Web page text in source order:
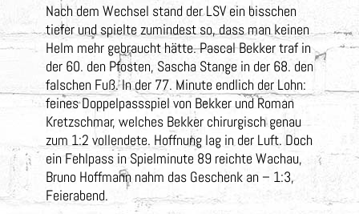
Nach dem Wechsel stand der LSV ein bisschen
tiefer und spielte zumindest so, dass man keinen
Helm mehr gebraucht hätte. Pascal Bekker traf in
der 60. den Pfosten, Sascha Stange in der 68. den
falschen Fuß. In der 77. Minute endlich der Lohn:
feines Doppelpassspiel von Bekker und Roman
Kretzschmar, welches Bekker chirurgisch genau
zum 1:2 vollendete. Hoffnung lag in der Luft. Doch
ein Fehlpass in Spielminute 89 reichte Wachau,
Bruno Hoffmann nahm das Geschenk an – 1:3,
Feierabend.